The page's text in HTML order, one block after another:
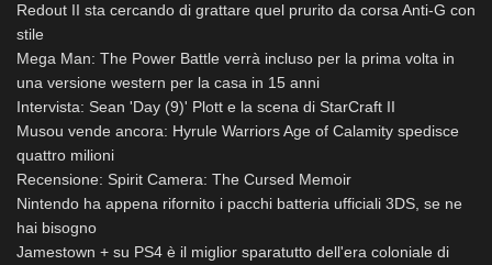
Redout II sta cercando di grattare quel prurito da corsa Anti-G con
stile
Mega Man: The Power Battle verrà incluso per la prima volta in
una versione western per la casa in 15 anni
Intervista: Sean 'Day (9)' Plott e la scena di StarCraft II
Musou vende ancora: Hyrule Warriors Age of Calamity spedisce
quattro milioni
Recensione: Spirit Camera: The Cursed Memoir
Nintendo ha appena rifornito i pacchi batteria ufficiali 3DS, se ne
hai bisogno
Jamestown + su PS4 è il miglior sparatutto dell'era coloniale di